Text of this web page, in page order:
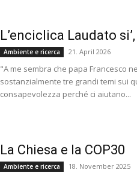
L’enciclica Laudato
Ambiente e ricerca 21. April 2026
"A me sembra che papa Francesco
sostanzialmente tre grandi temi sui
consapevolezza perché ci aiutano...
La Chiesa e la COP30
Ambiente e ricerca 18. November 2025